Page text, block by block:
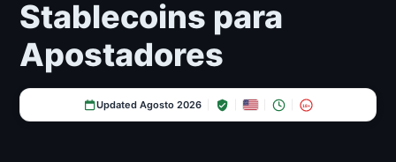
Stablecoins para
Apostadores
Updated Agosto 2026 18+